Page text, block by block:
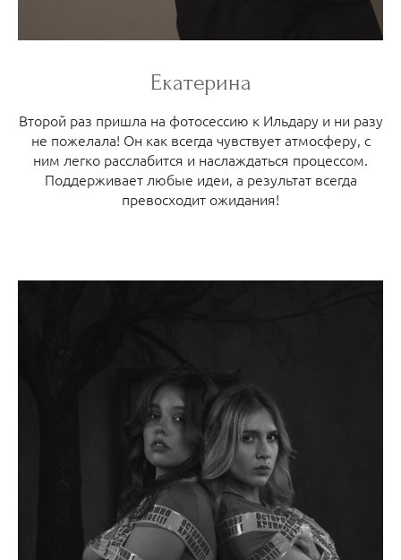
Екатерина
Второй раз пришла на фотосессию к Ильдару и ни разу
не пожелала! Он как всегда чувствует атмосферу, с
ним легко расслабится и наслаждаться процессом.
Поддерживает любые идеи, а результат всегда
превосходит ожидания!